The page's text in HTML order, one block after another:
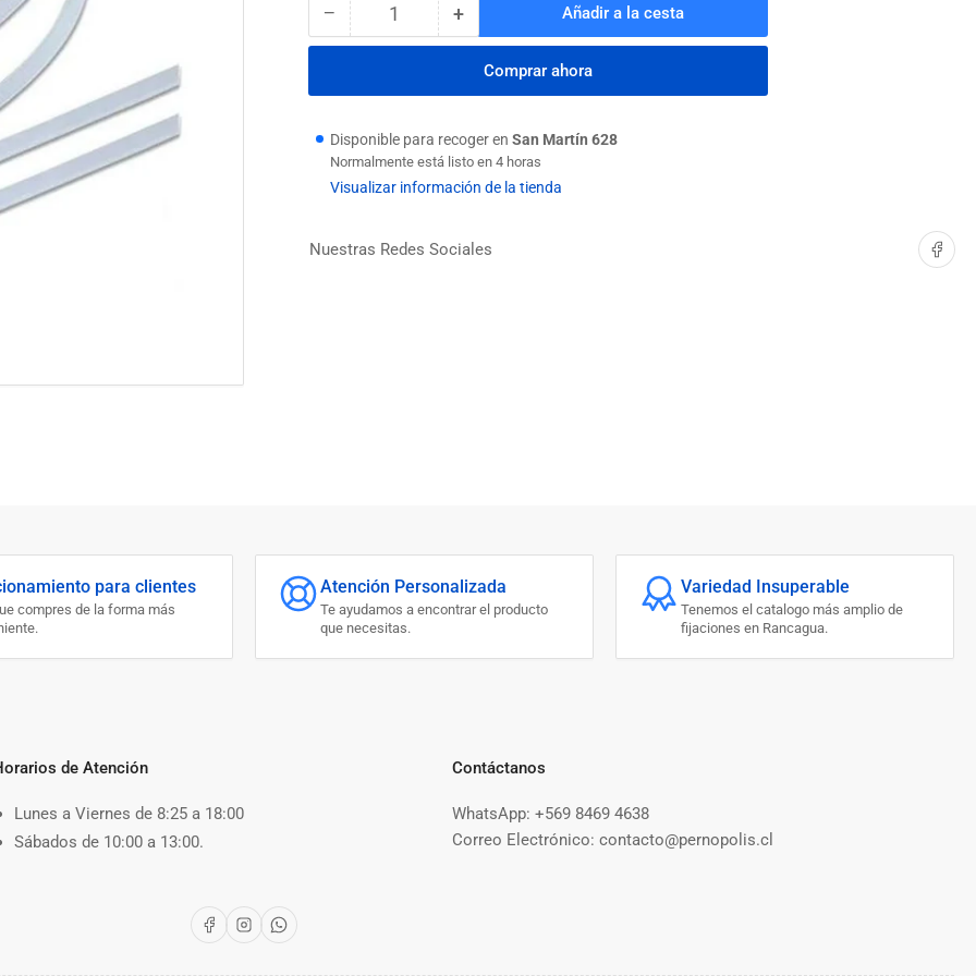
− Reducir
cantidad
AMARRA
4.8
X
500
Cantidad +Aumentar
cantidad
para
AMARRA
4.8
X
500
Añadir a la cesta
Comprar ahora
Disponible para recoger en San Martín 628
Normalmente está listo en 4 horas
Visualizar información de la tienda
Nuestras Redes Sociales Compartir
para clientes
compres de la forma más
Atención Personalizada
Te ayudamos a encontrar el producto
que necesitas.
Variedad Insuperable
Tenemos el catalogo más amplio de
fijaciones en Rancagua.
de Atención
Lunes a Viernes de 8:25 a 18:00
Sábados de 10:00 a 13:00.
Contáctanos
WhatsApp: +569 8469 4638
Correo Electrónico: contacto@pernopolis.cl
Facebook
InstagramWhatsApp